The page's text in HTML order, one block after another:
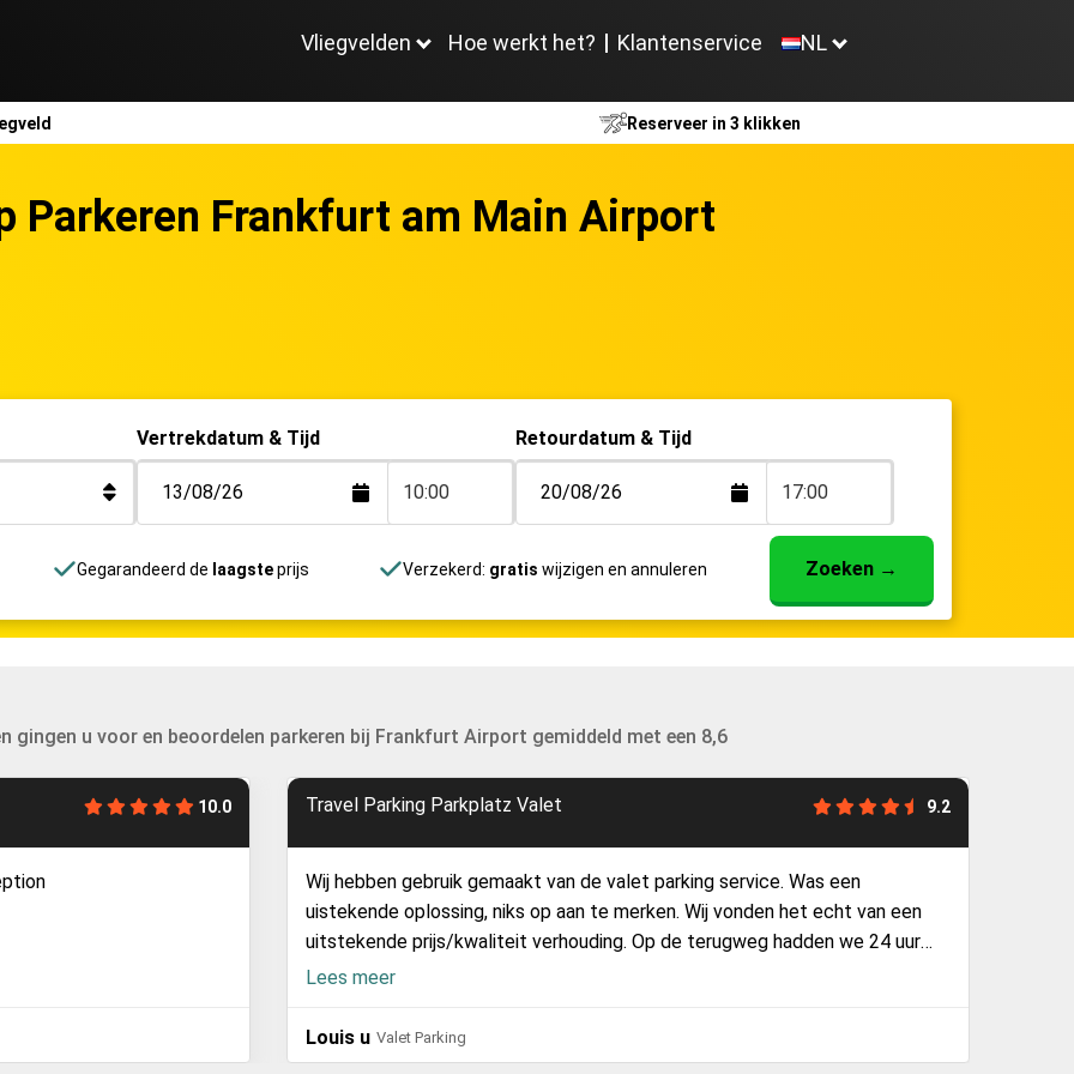
Vliegvelden Hoe werkt het? Klantenservice NL
Reserveer in 3 klikken
Parkeren Frankfurt am Main Airport
Vertrekdatum & Tijd
10:00
Retourdatum & Tijd
17:00
Gegarandeerd de laagsteprijs Verzekerd: gratis wijzigen en annuleren Zoeken →
gingen u voor en beoordelen parkeren bij Frankfurt Airport gemiddeld met een 8,6
service. Was een
Travel Parking Parkplatz Valet
Prima service. Alleen bij het ophalen van de auto na de terugreis was de
medewerker wat gepikeerd dat we op de verkeerde verdieping stonden te
wachten. De parkeerkaart was ook verlopen en moesten nog een keer
betalen. Slechts 2,50. Maar ik raad iedereen aan om hier gebruik van te
Lees meer
Remco v Valet Parking